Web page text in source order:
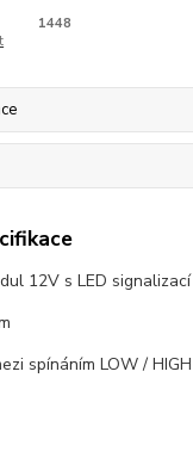
1448
12V s LED signalizací
spínáním LOW / HIGH